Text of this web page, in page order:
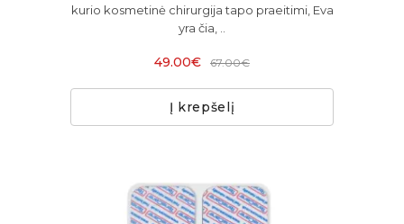
kurio kosmetinė chirurgija tapo praeitimi, Eva
yra čia, ..
49.00€ 67.00€
Į krepšelį